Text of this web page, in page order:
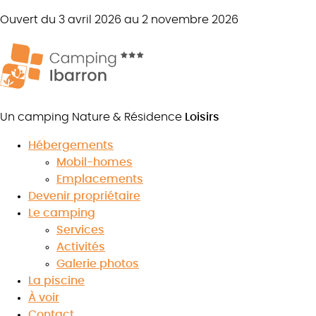
Ouvert du 3 avril 2026 au 2 novembre 2026
Un camping Nature & Résidence Loisirs
Hébergements
Mobil-homes
Emplacements
Devenir propriétaire
Le camping
Services
Activités
Galerie photos
La piscine
À voir
Tourisme
8.9